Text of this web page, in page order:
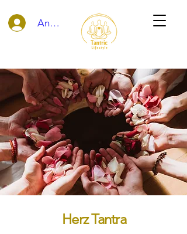
Anmelden
Herz Tantra